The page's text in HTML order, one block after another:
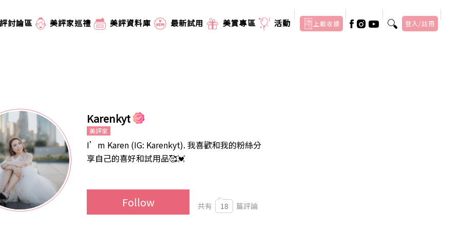
討論區 美評家巡禮 美評資料庫 最新試用 美賞專區 活動 上載收據 登入/註冊
Karenkyt
美評家
I’m Karen (IG: Karenkyt). 我喜歡和我的粉絲分
享自己的喜好和試用品🥰💓
Follow 共有 18 篇評論